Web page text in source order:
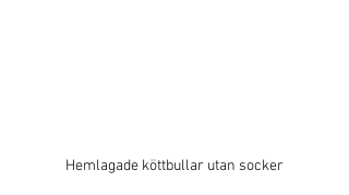
Hemlagade köttbullar utan socker